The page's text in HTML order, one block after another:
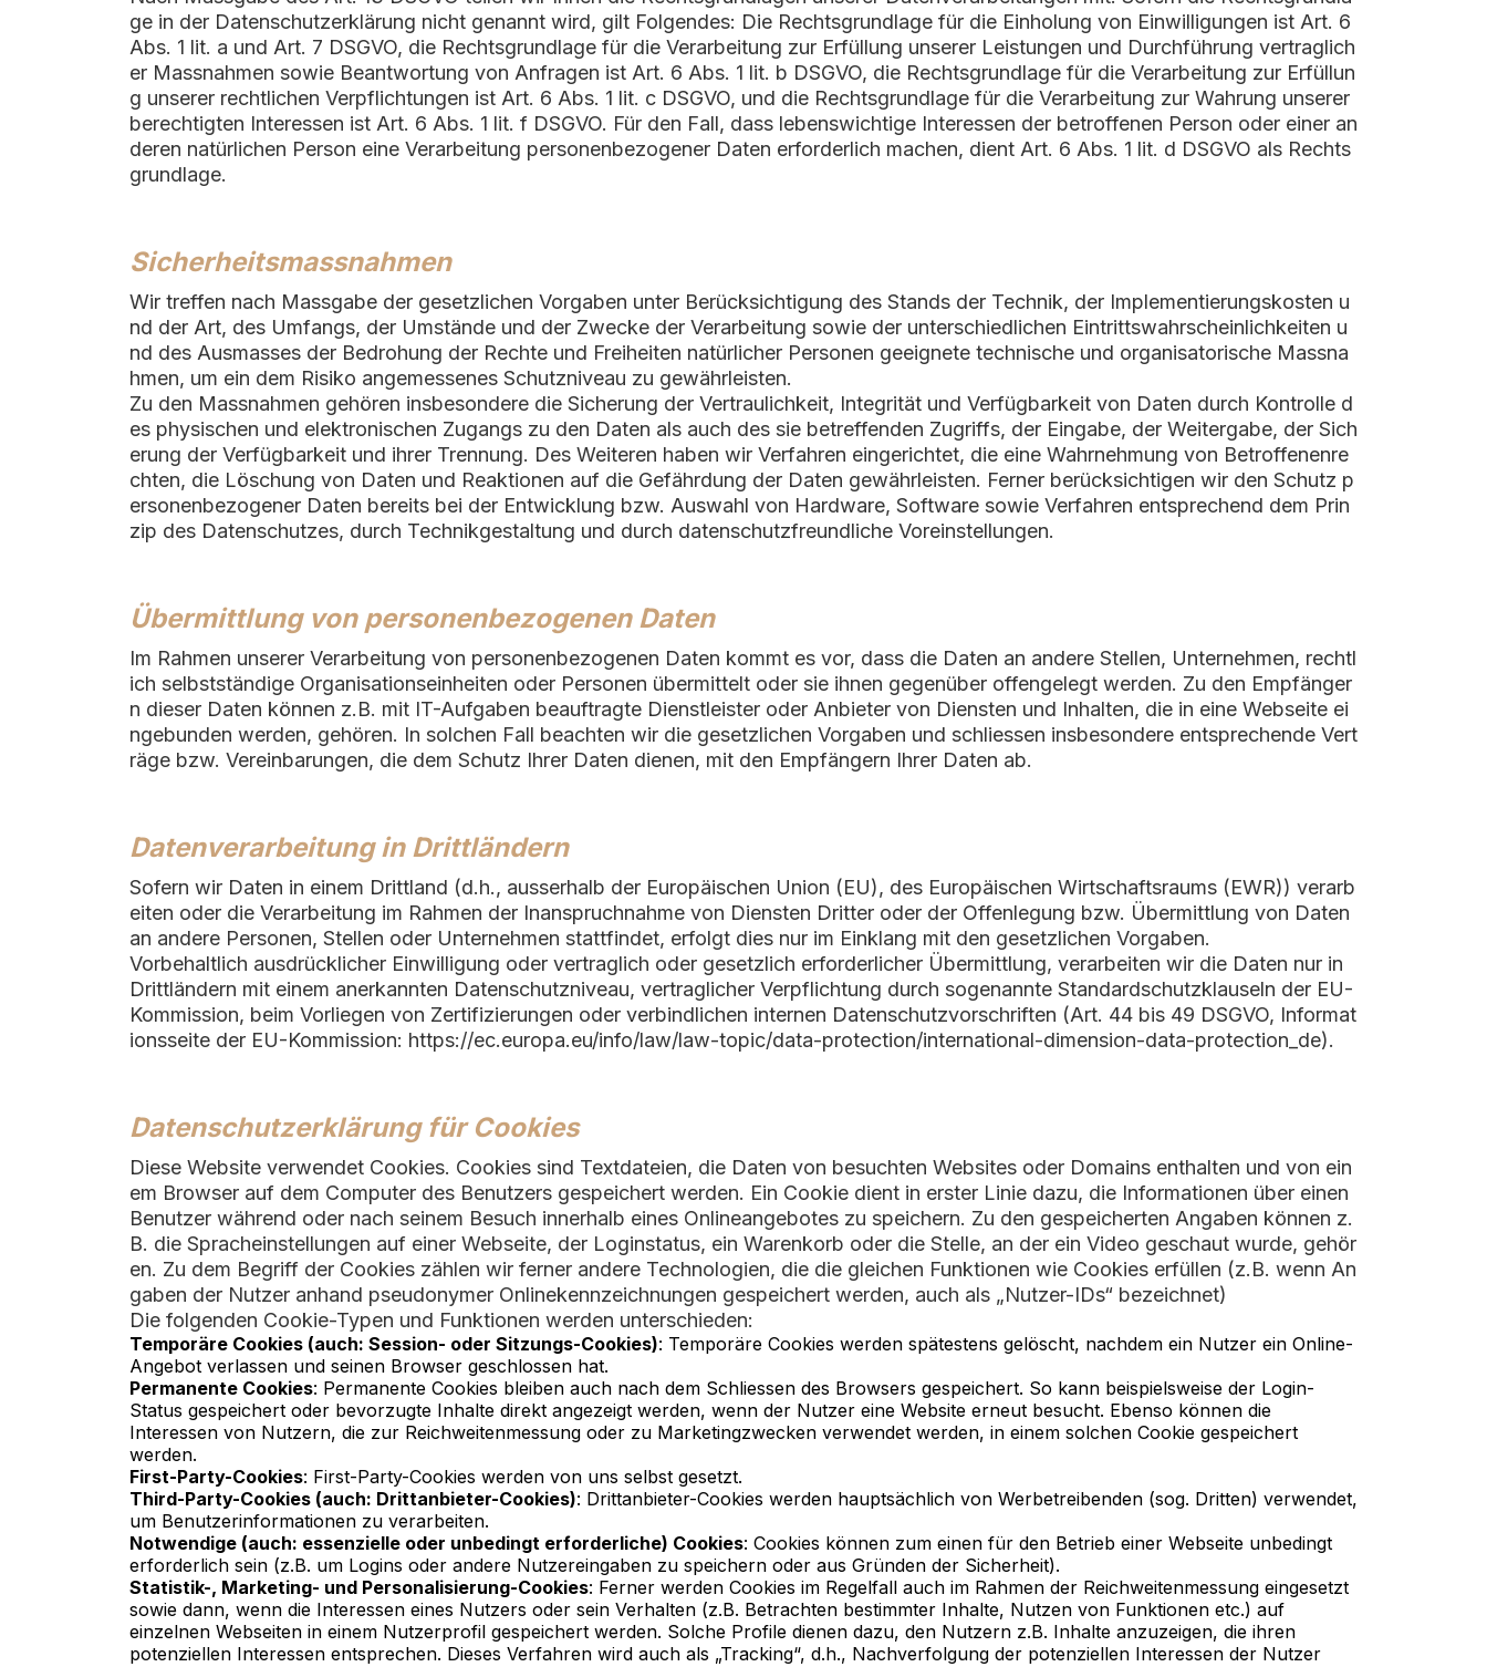
ge in der Datenschutzerklärung nicht genannt wird, gilt Folgendes: Die Rechtsgrundlage für die Einholung von Einwilligungen ist Art. 6
Abs. 1 lit. a und Art. 7 DSGVO, die Rechtsgrundlage für die Verarbeitung zur Erfüllung unserer Leistungen und Durchführung vertraglich
er Massnahmen sowie Beantwortung von Anfragen ist Art. 6 Abs. 1 lit. b DSGVO, die Rechtsgrundlage für die Verarbeitung zur Erfüllun
g unserer rechtlichen Verpflichtungen ist Art. 6 Abs. 1 lit. c DSGVO, und die Rechtsgrundlage für die Verarbeitung zur Wahrung unserer
berechtigten Interessen ist Art. 6 Abs. 1 lit. f DSGVO. Für den Fall, dass lebenswichtige Interessen der betroffenen Person oder einer an
deren natürlichen Person eine Verarbeitung personenbezogener Daten erforderlich machen, dient Art. 6 Abs. 1 lit. d DSGVO als Rechts
grundlage.
Sicherheitsmassnahmen
Wir treffen nach Massgabe der gesetzlichen Vorgaben unter Berücksichtigung des Stands der Technik, der Implementierungskosten u
nd der Art, des Umfangs, der Umstände und der Zwecke der Verarbeitung sowie der unterschiedlichen Eintrittswahrscheinlichkeiten u
nd des Ausmasses der Bedrohung der Rechte und Freiheiten natürlicher Personen geeignete technische und organisatorische Massna
hmen, um ein dem Risiko angemessenes Schutzniveau zu gewährleisten.
Zu den Massnahmen gehören insbesondere die Sicherung der Vertraulichkeit, Integrität und Verfügbarkeit von Daten durch Kontrolle d
es physischen und elektronischen Zugangs zu den Daten als auch des sie betreffenden Zugriffs, der Eingabe, der Weitergabe, der Sich
erung der Verfügbarkeit und ihrer Trennung. Des Weiteren haben wir Verfahren eingerichtet, die eine Wahrnehmung von Betroffenenre
chten, die Löschung von Daten und Reaktionen auf die Gefährdung der Daten gewährleisten. Ferner berücksichtigen wir den Schutz p
ersonenbezogener Daten bereits bei der Entwicklung bzw. Auswahl von Hardware, Software sowie Verfahren entsprechend dem Prin
zip des Datenschutzes, durch Technikgestaltung und durch datenschutzfreundliche Voreinstellungen.
Übermittlung von personenbezogenen Daten
Im Rahmen unserer Verarbeitung von personenbezogenen Daten kommt es vor, dass die Daten an andere Stellen, Unternehmen, rechtl
ich selbstständige Organisationseinheiten oder Personen übermittelt oder sie ihnen gegenüber offengelegt werden. Zu den Empfänger
n dieser Daten können z.B. mit IT-Aufgaben beauftragte Dienstleister oder Anbieter von Diensten und Inhalten, die in eine Webseite ei
ngebunden werden, gehören. In solchen Fall beachten wir die gesetzlichen Vorgaben und schliessen insbesondere entsprechende Vert
räge bzw. Vereinbarungen, die dem Schutz Ihrer Daten dienen, mit den Empfängern Ihrer Daten ab.
Datenverarbeitung in Drittländern
Sofern wir Daten in einem Drittland (d.h., ausserhalb der Europäischen Union (EU), des Europäischen Wirtschaftsraums (EWR)) verarb
eiten oder die Verarbeitung im Rahmen der Inanspruchnahme von Diensten Dritter oder der Offenlegung bzw. Übermittlung von Daten
an andere Personen, Stellen oder Unternehmen stattfindet, erfolgt dies nur im Einklang mit den gesetzlichen Vorgaben.
Vorbehaltlich ausdrücklicher Einwilligung oder vertraglich oder gesetzlich erforderlicher Übermittlung, verarbeiten wir die Daten nur in
Drittländern mit einem anerkannten Datenschutzniveau, vertraglicher Verpflichtung durch sogenannte Standardschutzklauseln der EU-
Kommission, beim Vorliegen von Zertifizierungen oder verbindlichen internen Datenschutzvorschriften (Art. 44 bis 49 DSGVO, Informat
ionsseite der EU-Kommission: https://ec.europa.eu/info/law/law-topic/data-protection/international-dimension-data-protection_de).
Datenschutzerklärung für Cookies
Diese Website verwendet Cookies. Cookies sind Textdateien, die Daten von besuchten Websites oder Domains enthalten und von ein
em Browser auf dem Computer des Benutzers gespeichert werden. Ein Cookie dient in erster Linie dazu, die Informationen über einen
Benutzer während oder nach seinem Besuch innerhalb eines Onlineangebotes zu speichern. Zu den gespeicherten Angaben können z.
B. die Spracheinstellungen auf einer Webseite, der Loginstatus, ein Warenkorb oder die Stelle, an der ein Video geschaut wurde, gehör
en. Zu dem Begriff der Cookies zählen wir ferner andere Technologien, die die gleichen Funktionen wie Cookies erfüllen (z.B. wenn An
gaben der Nutzer anhand pseudonymer Onlinekennzeichnungen gespeichert werden, auch als „Nutzer-IDs“ bezeichnet)
Die folgenden Cookie-Typen und Funktionen werden unterschieden:
Temporäre Cookies (auch: Session- oder Sitzungs-Cookies): Temporäre Cookies werden spätestens gelöscht, nachdem ein Nutzer ein Online-
Angebot verlassen und seinen Browser geschlossen hat.
Permanente Cookies: Permanente Cookies bleiben auch nach dem Schliessen des Browsers gespeichert. So kann beispielsweise der Login-
Status gespeichert oder bevorzugte Inhalte direkt angezeigt werden, wenn der Nutzer eine Website erneut besucht. Ebenso können die
Interessen von Nutzern, die zur Reichweitenmessung oder zu Marketingzwecken verwendet werden, in einem solchen Cookie gespeichert
werden.
First-Party-Cookies: First-Party-Cookies werden von uns selbst gesetzt.
Third-Party-Cookies (auch: Drittanbieter-Cookies): Drittanbieter-Cookies werden hauptsächlich von Werbetreibenden (sog. Dritten) verwendet,
um Benutzerinformationen zu verarbeiten.
Notwendige (auch: essenzielle oder unbedingt erforderliche) Cookies: Cookies können zum einen für den Betrieb einer Webseite unbedingt
erforderlich sein (z.B. um Logins oder andere Nutzereingaben zu speichern oder aus Gründen der Sicherheit).
Statistik-, Marketing- und Personalisierung-Cookies: Ferner werden Cookies im Regelfall auch im Rahmen der Reichweitenmessung eingesetzt
sowie dann, wenn die Interessen eines Nutzers oder sein Verhalten (z.B. Betrachten bestimmter Inhalte, Nutzen von Funktionen etc.) auf
einzelnen Webseiten in einem Nutzerprofil gespeichert werden. Solche Profile dienen dazu, den Nutzern z.B. Inhalte anzuzeigen, die ihren
potenziellen Interessen entsprechen. Dieses Verfahren wird auch als „Tracking“, d.h., Nachverfolgung der potenziellen Interessen der Nutzer